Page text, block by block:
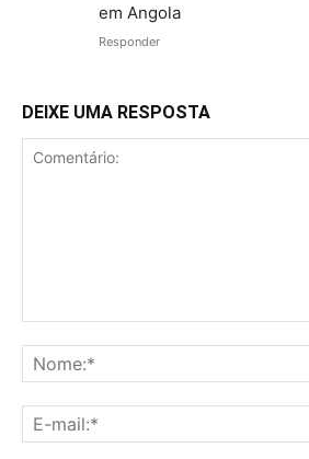
em Angola
Responder
DEIXE UMA RESPOSTA